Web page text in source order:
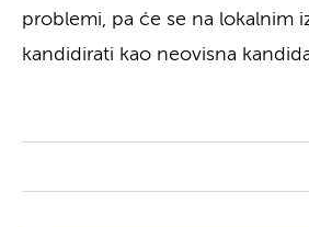
problemi, pa će se na lokalnim
kandidirati kao neovisna